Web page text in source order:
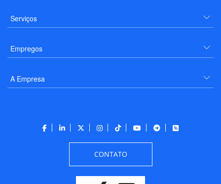
Serviços
Empregos
A Empresa
CONTATO